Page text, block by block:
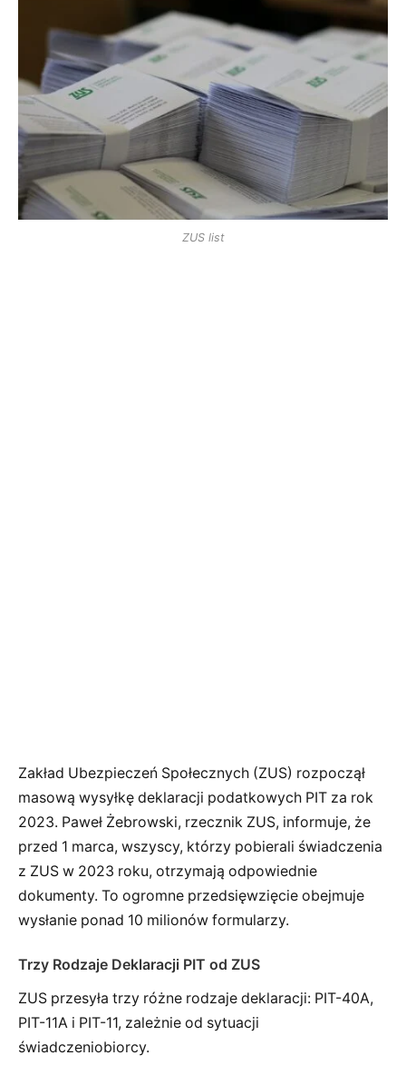
ZUS list
Zakład Ubezpieczeń Społecznych (ZUS) rozpoczął
masową wysyłkę deklaracji podatkowych PIT za rok
2023. Paweł Żebrowski, rzecznik ZUS, informuje, że
przed 1 marca, wszyscy, którzy pobierali świadczenia
z ZUS w 2023 roku, otrzymają odpowiednie
dokumenty. To ogromne przedsięwzięcie obejmuje
wysłanie ponad 10 milionów formularzy.
Trzy Rodzaje Deklaracji PIT od ZUS
ZUS przesyła trzy różne rodzaje deklaracji: PIT-40A,
PIT-11A i PIT-11, zależnie od sytuacji
świadczeniobiorcy.